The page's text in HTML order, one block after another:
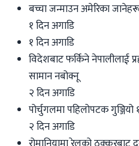
बच्चा जन्माउन अमेरिका
१ दिन अगाडि
१ दिन अगाडि
विदेशबाट फर्किने नेपालीलाई
सामान नबोक्नू
२ दिन अगाडि
पोर्चुगलमा पहिलोपटक
२ दिन अगाडि